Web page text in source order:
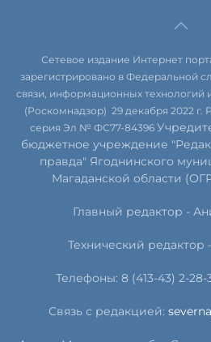
Сетевое издание Интернет
зарегистрировано в Федеральной
связи, информационных технологий
(Роскомнадзор) 29 декабря 2022
серия Эл № ФС77-84396
бюджетное учреждение
правда" Ягоднинского
Магаданской области
Главный редактор -
Технический
Телефоны: 8 (413-43) 2-28-
Связь с редакцией: